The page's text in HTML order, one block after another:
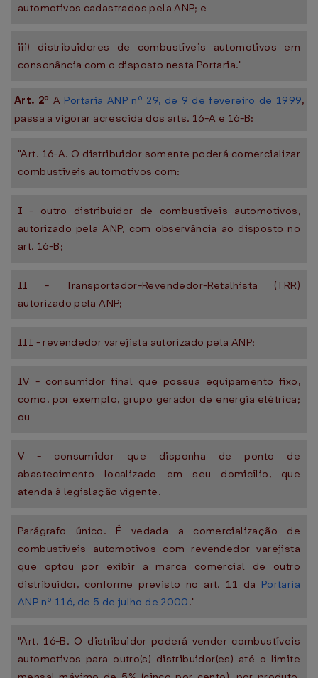
automotivos cadastrados pela ANP; e
iii) distribuidores de combustíveis automotivos em
consonância com o disposto nesta Portaria."
Art. 2º A Portaria ANP nº 29, de 9 de fevereiro de 1999,
passa a vigorar acrescida dos arts. 16-A e 16-B:
"Art. 16-A. O distribuidor somente poderá comercializar
combustíveis automotivos com:
I - outro distribuidor de combustíveis automotivos,
autorizado pela ANP, com observância ao disposto no
art. 16-B;
II - Transportador-Revendedor-Retalhista (TRR)
autorizado pela ANP;
III - revendedor varejista autorizado pela ANP;
IV - consumidor final que possua equipamento fixo,
como, por exemplo, grupo gerador de energia elétrica;
ou
V - consumidor que disponha de ponto de
abastecimento localizado em seu domicílio, que
atenda à legislação vigente.
Parágrafo único. É vedada a comercialização de
combustíveis automotivos com revendedor varejista
que optou por exibir a marca comercial de outro
distribuidor, conforme previsto no art. 11 da Portaria
ANP nº 116, de 5 de julho de 2000."
"Art. 16-B. O distribuidor poderá vender combustíveis
automotivos para outro(s) distribuidor(es) até o limite